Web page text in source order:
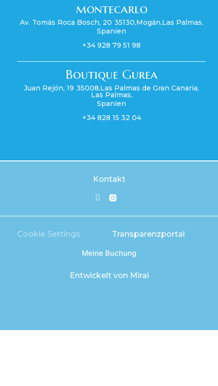
montecarlo
Av. Tomás Roca Bosch, 20 35130,Mogán,Las Palmas,
Spanien
+34 928 79 51 98
Boutique Gurea
Juan Rejón, 19 35008,Las Palmas de Gran Canaria,
Las Palmas,
Spanien
+34 828 15 32 04
Kontakt
Cookie Settings Transparenzportal
Meine Buchung
Entwickelt von Mirai